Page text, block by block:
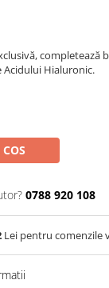
completează
Acidului Hialuronic.
0788 920 108
Lei pentru comenzile